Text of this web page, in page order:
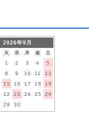
2026年9月
火 水 木 金
土
1
2 3 4
5
8 9 10 11
12
15 16 17 18
19
22 23 24 25
26
29 30